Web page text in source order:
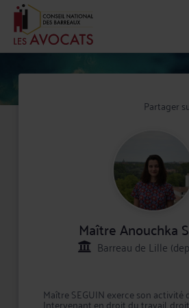
Partager
Maître Anouchka
Barreau de Lille
Maître SEGUIN exerce son activité
Intervenant en droit du travail,